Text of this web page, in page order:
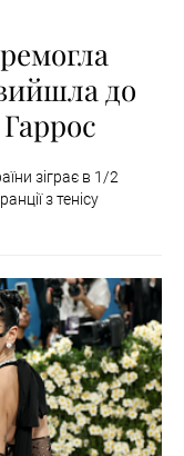
до
зіграє в 1/2
з тенісу